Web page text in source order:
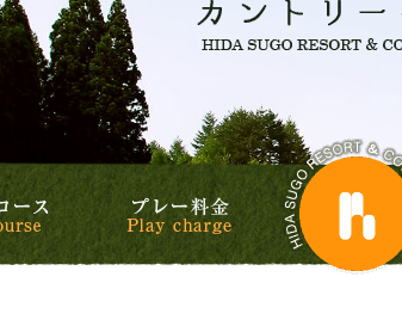
プレー料金
ゴルフコース